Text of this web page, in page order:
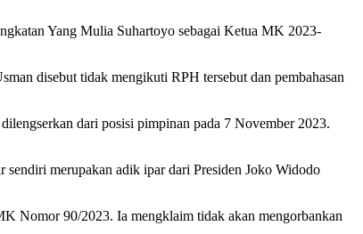
Yang Mulia Suhartoyo sebagai Ketua MK 2023-
disebut tidak mengikuti RPH tersebut dan pembahasan
dari posisi pimpinan pada 7 November 2023.
merupakan adik ipar dari Presiden Joko Widodo
Nomor 90/2023. Ia mengklaim tidak akan mengorbankan